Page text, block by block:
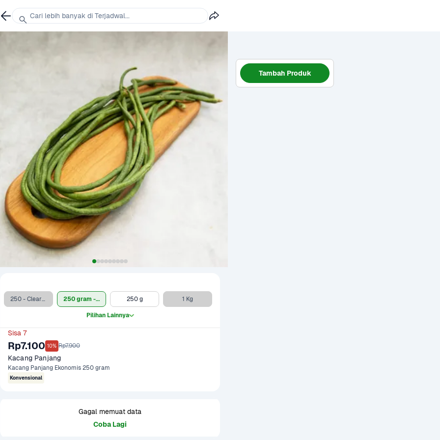
250 - Clearance Sale 250 gram - Ekonomis 250 g 1 Kg
Pilihan Lainnya
Sisa 7
Rp7.100 10% Rp7.900
Kacang Panjang
Kacang Panjang Ekonomis 250 gram
Konvensional
Gagal memuat data
Coba Lagi
Tambah Produk
Cari lebih banyak di Terjadwal...